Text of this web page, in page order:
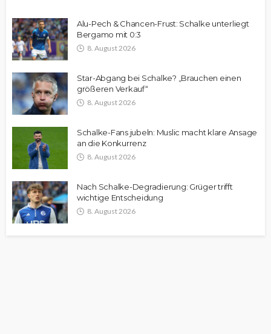
Alu-Pech & Chancen-Frust: Schalke unterliegt
Bergamo mit 0:3
8. August 2026
Star-Abgang bei Schalke? „Brauchen einen
größeren Verkauf“
8. August 2026
Schalke-Fans jubeln: Muslic macht klare Ansage
an die Konkurrenz
8. August 2026
Nach Schalke-Degradierung: Grüger trifft
wichtige Entscheidung
8. August 2026